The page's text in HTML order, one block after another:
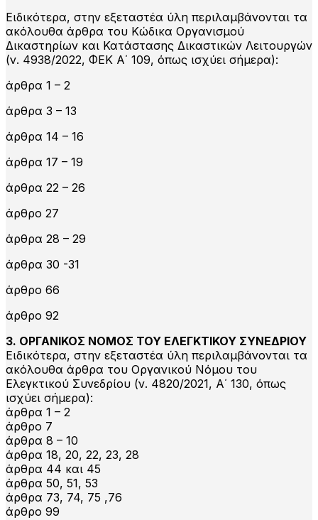
Ειδικότερα, στην εξεταστέα ύλη περιλαμβάνονται τα
ακόλουθα άρθρα του Κώδικα Οργανισμού
Δικαστηρίων και Κατάστασης Δικαστικών Λειτουργών
(ν. 4938/2022, ΦΕΚ Α΄ 109, όπως ισχύει σήμερα):
άρθρα 1 – 2
άρθρα 3 – 13
άρθρα 14 – 16
άρθρα 17 – 19
άρθρα 22 – 26
άρθρο 27
άρθρα 28 – 29
άρθρα 30 -31
άρθρο 66
άρθρο 92
3. ΟΡΓΑΝΙΚΟΣ ΝΟΜΟΣ ΤΟΥ ΕΛΕΓΚΤΙΚΟΥ ΣΥΝΕΔΡΙΟΥ
Ειδικότερα, στην εξεταστέα ύλη περιλαμβάνονται τα
ακόλουθα άρθρα του Οργανικού Νόμου του
Ελεγκτικού Συνεδρίου (ν. 4820/2021, Α΄ 130, όπως
ισχύει σήμερα):
άρθρα 1 – 2
άρθρο 7
άρθρα 8 – 10
άρθρα 18, 20, 22, 23, 28
άρθρα 44 και 45
άρθρα 50, 51, 53
άρθρα 73, 74, 75 ,76
άρθρο 99